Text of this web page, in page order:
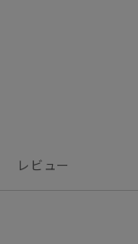
レビュー